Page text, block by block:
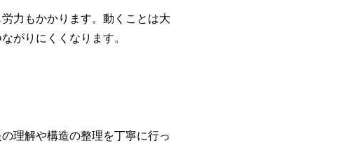
力もかかります。動くことは大
がりにくくなります。
理解や構造の整理を丁寧に行っ